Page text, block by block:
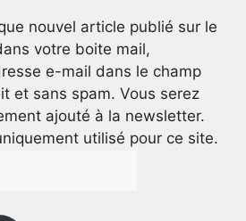
nouvel article publié sur le
votre boite mail,
e-mail dans le champ
et sans spam. Vous serez
ajouté à la newsletter.
utilisé pour ce site.